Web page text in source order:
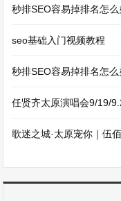
秒排SEO容易掉排名怎
seo基础入门视频教程
秒排SEO容易掉排名怎
任贤齐太原演唱会9/19/
歌迷之城·太原宠你｜伍